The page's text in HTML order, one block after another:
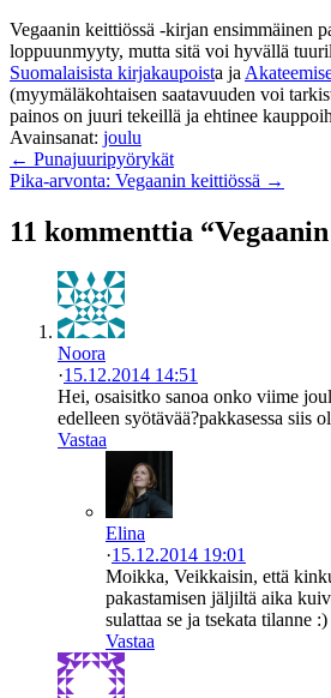
Vegaanin keittiössä -kirjan ensimmäinen
loppuunmyyty, mutta sitä voi hyvällä
Suomalaisista kirjakaupoista ja
(myymäläkohtaisen saatavuuden voi
painos on juuri tekeillä ja ehtinee
Avainsanat: joulu
← Punajuuripyörykät
Pika-arvonta: Vegaanin keittiössä →
11 kommenttia
Noora
·15.12.2014 14:51
Hei, osaisitko sanoa onko viime
edelleen syötävää?pakkasessa siis
Vastaa
Elina
·15.12.2014 19:01
Moikka, Veikkaisin, että
pakastamisen jäljiltä aika
sulattaa se ja tsekata tilanne :)
Vastaa